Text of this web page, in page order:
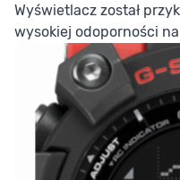
Wyświetlacz został
wysokiej odoporności